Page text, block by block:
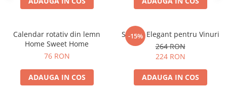
Calendar rotativ din lemn
Home Sweet Home
76 RON
ADAUGA IN COS
-15%
Suport Elegant pentru Vinuri
264 RON
224 RON
ADAUGA IN COS